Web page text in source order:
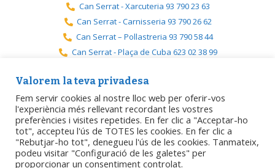
Can Serrat - Xarcuteria 93 790 23 63
Can Serrat - Carnisseria 93 790 26 62
Can Serrat – Pollastreria 93 790 58 44
Can Serrat - Plaça de Cuba 623 02 38 99
Avís legal Política de privacitat Política de cookies
Accessibilitat
Valorem la teva privadesa
Fem servir cookies al nostre lloc web per oferir-vos
l'experiència més rellevant recordant les vostres
preferències i visites repetides. En fer clic a "Acceptar-ho
tot", accepteu l'ús de TOTES les cookies. En fer clic a
"Rebutjar-ho tot", denegueu l'ús de les cookies. Tanmateix,
podeu visitar "Configuració de les galetes" per
proporcionar un consentiment controlat.